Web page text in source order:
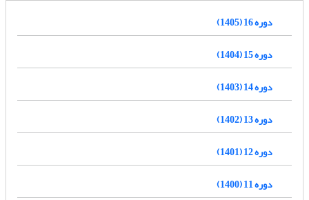
دوره 16 (1405)
دوره 15 (1404)
دوره 14 (1403)
دوره 13 (1402)
دوره 12 (1401)
دوره 11 (1400)